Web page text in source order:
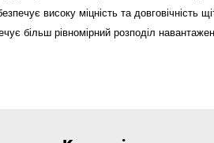
високу міцність та довговічність
більш рівномірний розподіл